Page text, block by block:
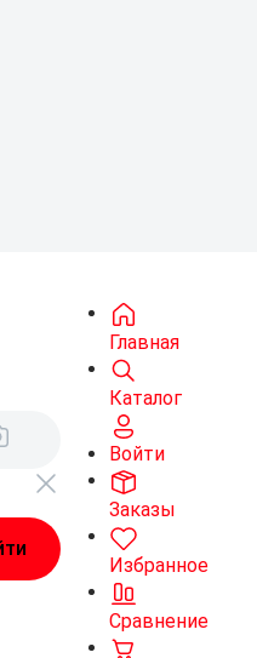
Главная
Каталог
Войти
Заказы
Избранное
Сравнение